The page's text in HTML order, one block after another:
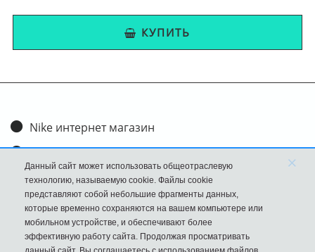
КУПИТЬ
Nike интернет магазин
Доставка и оплата
Обмен и возврат
Размеры
FAQ
Данный сайт может использовать общеотраслевую
технологию, называемую cookie. Файлы cookie
представляют собой небольшие фрагменты данных,
которые временно сохраняются на вашем компьютере или
мобильном устройстве, и обеспечивают более
эффективную работу сайта. Продолжая просматривать
×